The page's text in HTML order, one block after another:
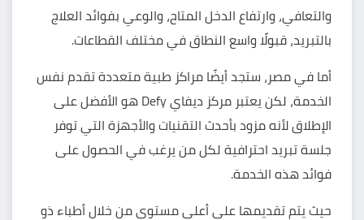
والتعافي، وارتفاع الدخل المتاح، والوعيبفوائد العلاج
بالتبريد، قبولًا واسع النطاق في مختلف القطاعات.
أما في مصر، ستجد أيضًا مراكز طبية متعددة تقدم نفس
الخدمة، لكن يعتبر مركز ديفاي Defy
هو الأفضل على
الإطلاق لأنه مزود بأحدث التقنيات والأجهزة التي توفر
جلسة تبريد احترافية لكل من يرغب في الحصول على
فوائد هذه الخدمة.
حيث يتم تقديمها على أعلى مستوى من خلال أطباء ذو